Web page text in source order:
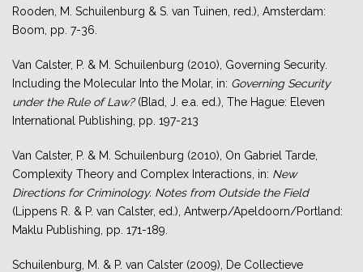
Rooden, M. Schuilenburg & S. van Tuinen, red.), Amsterdam:
Boom, pp. 7-36.
Van Calster, P. & M. Schuilenburg (2010), Governing Security.
Including the Molecular Into the Molar, in: Governing Security
under the Rule of Law?(Blad, J. e.a. ed.), The Hague: Eleven
International Publishing, pp. 197-213
Van Calster, P. & M. Schuilenburg (2010), On Gabriel Tarde,
Complexity Theory and Complex Interactions, in: New
Directions for Criminology. Notes from Outside the Field
(Lippens R. & P. van Calster, ed.), Antwerp/Apeldoorn/Portland:
Maklu Publishing, pp. 171-189.
Schuilenburg, M. & P. van Calster (2009), De Collectieve